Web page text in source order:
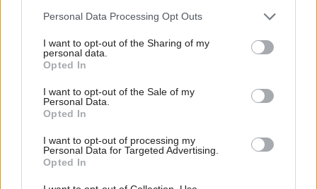
Please note that this website/app uses one or more Google
not limited to your visit or usage behaviour. You may click to
grant or deny consent to Google and its third-party tags to
use your data for below specified purposes in below Google
consent section.
Personal Data Processing Opt Outs
I want to opt-out of the Sharing of my
personal data.
Opted In
I want to opt-out of the Sale of my
Personal Data.
Opted In
I want to opt-out of processing my
Personal Data for Targeted Advertising.
Opted In
Re: Toto je najväčší mýtus pri ošetrení dreva a môže vás
vyjsť draho. Ako ho ochrániť pred hnitím a škodcami?
clovek by cakal ze vysusene drahe drevo bolo predtym naparovane aby